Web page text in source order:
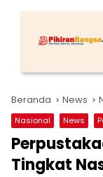
Beranda News
Nasional News
Tingkat